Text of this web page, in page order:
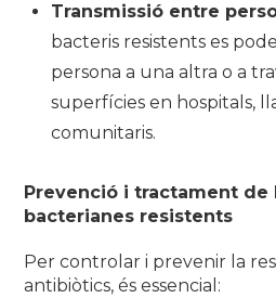
Transmissió entre
bacteris resistents es
persona a una altra o a
superfícies en hospitals,
comunitaris.
Prevenció i tractament de
bacterianes resistents
Per controlar i prevenir la
antibiòtics, és essencial: